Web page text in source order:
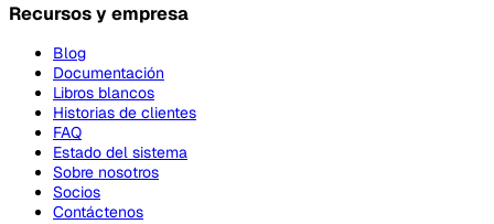
Recursos y empresa
Blog
Documentación
Libros blancos
Historias de clientes
FAQ
Estado del sistema
Sobre nosotros
Socios
Contáctenos